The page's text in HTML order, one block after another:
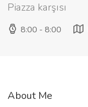
Piazza karşısı
8:00 - 8:00
About Me